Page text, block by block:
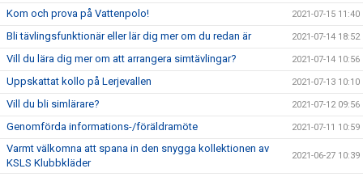
Kom och prova på Vattenpolo! 2021-07-15 11:40
Bli tävlingsfunktionär eller lär dig mer om du redan är 2021-07-14 18:52
Vill du lära dig mer om att arrangera simtävlingar? 2021-07-14 10:56
Uppskattat kollo på Lerjevallen 2021-07-13 10:10
Vill du bli simlärare? 2021-07-12 09:56
Genomförda informations-/föräldramöte 2021-07-11 10:59
Varmt välkomna att spana in den snygga kollektionen av
KSLS Klubbkläder
2021-06-27 10:39